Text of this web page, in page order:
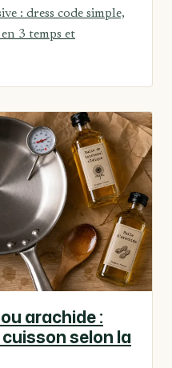
: dress code simple,
3 temps et
arachide :
selon la